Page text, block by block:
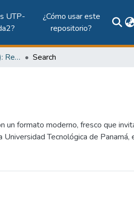
UTP-
¿Cómo usar este
repositorio?
Vol. 17, Núm. 1 (2009): Revista EL TECNOLÓGICO Search
un formato moderno, fresco que
Tecnológica de Panamá,